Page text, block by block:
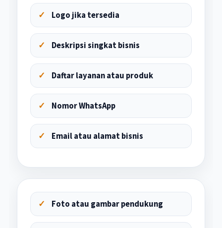
Logo jika tersedia
Deskripsi singkat bisnis
Daftar layanan atau produk
Nomor WhatsApp
Email atau alamat bisnis
Foto atau gambar pendukung